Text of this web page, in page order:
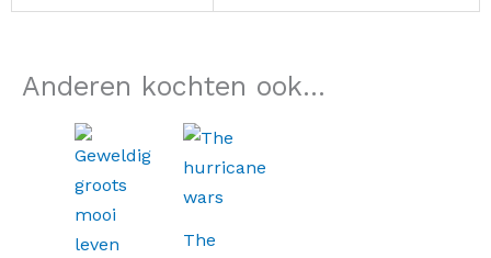
Anderen kochten ook...
The